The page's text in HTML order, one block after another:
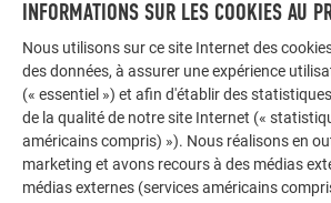
AUTRES BÂTIMENTS
INFORMATIONS SUR LES COOKIES AU
Nous utilisons sur ce site Internet des
des données, à assurer une expérience
(« essentiel ») et afin d'établir des
de la qualité de notre site Internet («
américains compris) »). Nous réalisons en
marketing et avons recours à des médias
médias externes (services américains